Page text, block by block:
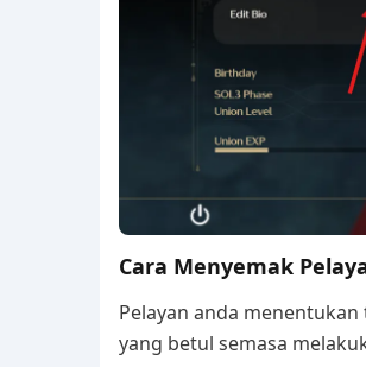
Cara Menyemak
Pelayan anda
yang betul semasa